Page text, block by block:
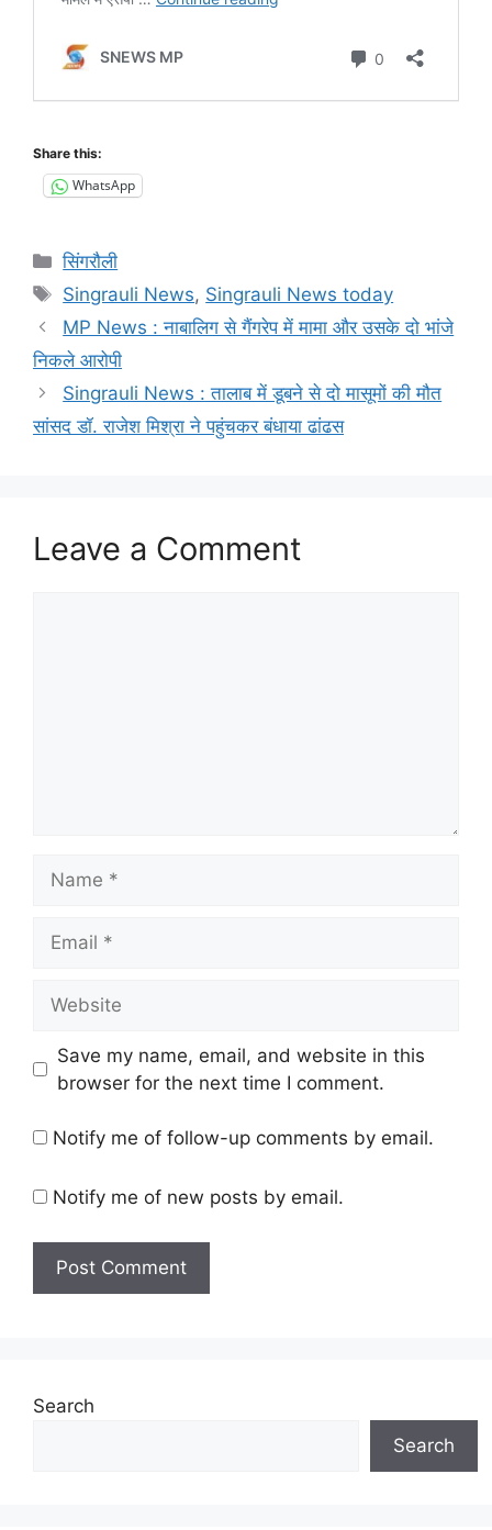
Share this:
WhatsApp
Categories
सिंगरौली
Tags
Singrauli News, Singrauli News today
MP News : नाबालिग से गैंगरेप में मामा और उसके दो भांजे
निकले आरोपी
Singrauli News : तालाब में डूबने से दो मासूमों की मौत
सांसद डॉ. राजेश मिश्रा ने पहुंचकर बंधाया ढांढस
Leave a Comment
Save my name, email, and website in this
browser for the next time I comment.
Notify me of follow-up comments by email.
Notify me of new posts by email.
Search
Search